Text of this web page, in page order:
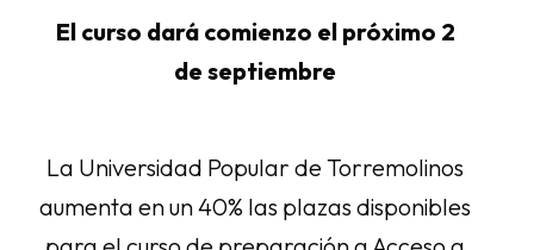
El curso dará comienzo el próximo 2
de septiembre
La Universidad Popular de Torremolinos
aumenta en un 40% las plazas disponibles